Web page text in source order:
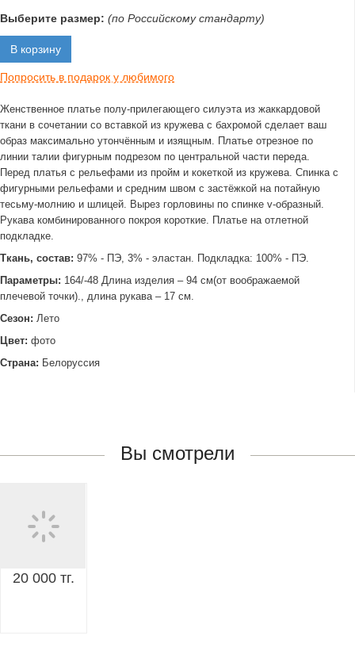
Выберите размер: (по Российскому стандарту)
В корзину
Попросить в подарок у любимого
Женственное платье полу-прилегающего силуэта из жаккардовой
ткани в сочетании со вставкой из кружева с бахромой сделает ваш
образ максимально утончённым и изящным. Платье отрезное по
линии талии фигурным подрезом по центральной части переда.
Перед платья с рельефами из пройм и кокеткой из кружева. Спинка с
фигурными рельефами и средним швом с застёжкой на потайную
тесьму-молнию и шлицей. Вырез горловины по спинке v-образный.
Рукава комбинированного покроя короткие. Платье на отлетной
подкладке.
Ткань, состав: 97% - ПЭ, 3% - эластан. Подкладка: 100% - ПЭ.
Параметры: 164/-48 Длина изделия – 94 см(от воображаемой
плечевой точки)., длина рукава – 17 см.
Сезон: Лето
Цвет: фото
Страна: Белоруссия
Вы смотрели
20 000 тг.